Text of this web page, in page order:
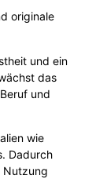
originale
und ein
das
und
wie
Dadurch
Nutzung